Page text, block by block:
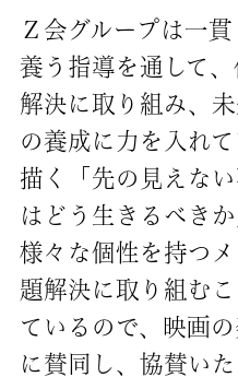
Ｚ会グループは一
養う指導を通して
解決に取り組み、
の養成に力を入れ
描く「先の見えな
はどう生きるべき
様々な個性を持つ
題解決に取り組む
ているので、映画
に賛同し、協賛いた